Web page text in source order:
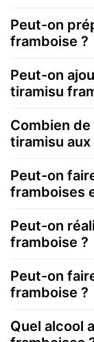
Peut-on
framboise ?
Peut-on
tiramisu
Combien
tiramisu
Peut-on
framboises
Peut-on
framboise ?
Peut-on
framboise ?
Quel alcool